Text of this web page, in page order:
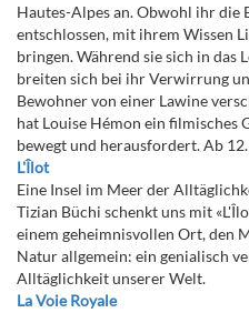
Hautes-Alpes an. Obwohl ihr die
entschlossen, mit ihrem Wissen
bringen. Während sie sich in das
breiten sich bei ihr Verwirrung
Bewohner von einer Lawine
hat Louise Hémon ein filmisches
bewegt und herausfordert. Ab
L'Îlot
Eine Insel im Meer der
Tizian Büchi schenkt uns mit
einem geheimnisvollen Ort, den
Natur allgemein: ein genialisch
Alltäglichkeit unserer Welt.
La Voie Royale